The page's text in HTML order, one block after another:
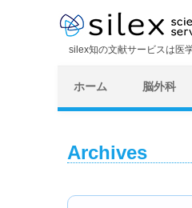
silex知の文献サービスは医
ホーム 脳外科
Archives